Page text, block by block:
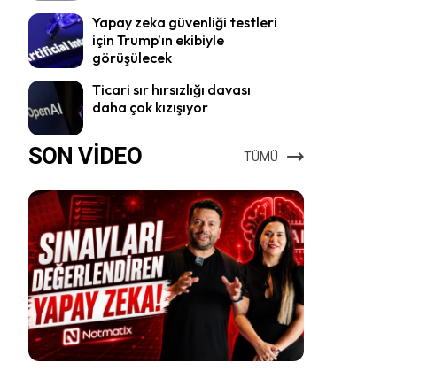
Yapay zeka güvenliği testleri
için Trump’ın ekibiyle
görüşülecek
Ticari sır hırsızlığı davası
daha çok kızışıyor
SON VİDEO TÜMÜ